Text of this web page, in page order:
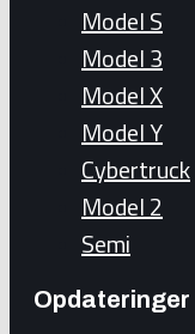
Model S
Model 3
Model X
Model Y
Cybertruck
Model 2
Semi
Opdateringer